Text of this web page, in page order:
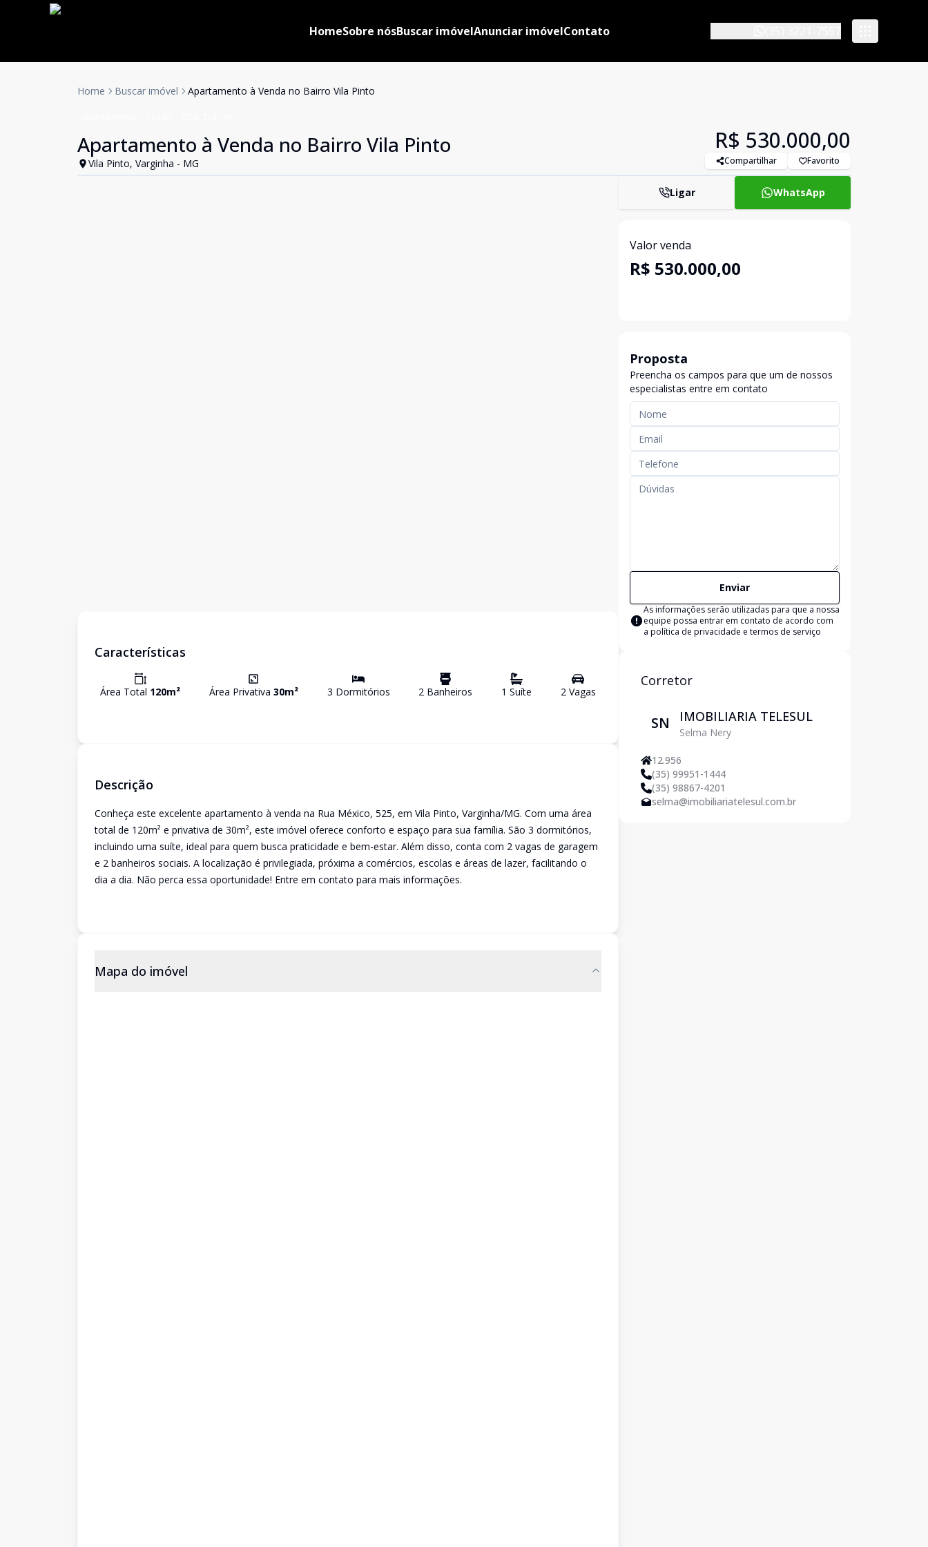
HomeSobre nósBuscar imóvelAnunciar imóvelContato
Home Buscar imóvel Apartamento à Venda no Bairro Vila Pinto
Apartamento à Venda no Bairro Vila Pinto
Vila Pinto, Varginha - MG
R$ 530.000,00
Compartilhar Favorito
Características
Área Total 120m² Área Privativa 30m² 3 Dormitórios 2 Banheiros 1 Suíte 2Vagas
Descrição
Conheça este excelente apartamento à venda na Rua México, 525, em Vila Pinto, Varginha/MG. Com uma área
total de 120m² e privativa de 30m², este imóvel oferece conforto e espaço para sua família. São 3 dormitórios,
incluindo uma suíte, ideal para quem busca praticidade e bem-estar. Além disso, conta com 2 vagas de garagem
e 2 banheiros sociais. A localização é privilegiada, próxima a comércios, escolas e áreas de lazer, facilitando o
dia a dia. Não perca essa oportunidade! Entre em contato para mais informações.
Mapa do imóvel
Ligar WhatsApp
Valor venda
R$ 530.000,00
Proposta
Preencha os campos para que um de nossos
especialistas entre em contato
Enviar
As informações serão utilizadas para que a nossa
equipe possa entrar em contato de acordo com
a política de privacidade e termos de serviço
Corretor
SN IMOBILIARIA TELESUL
Selma Nery
12.956
(35) 99951-1444
(35) 98867-4201
selma@imobiliariatelesul.com.br